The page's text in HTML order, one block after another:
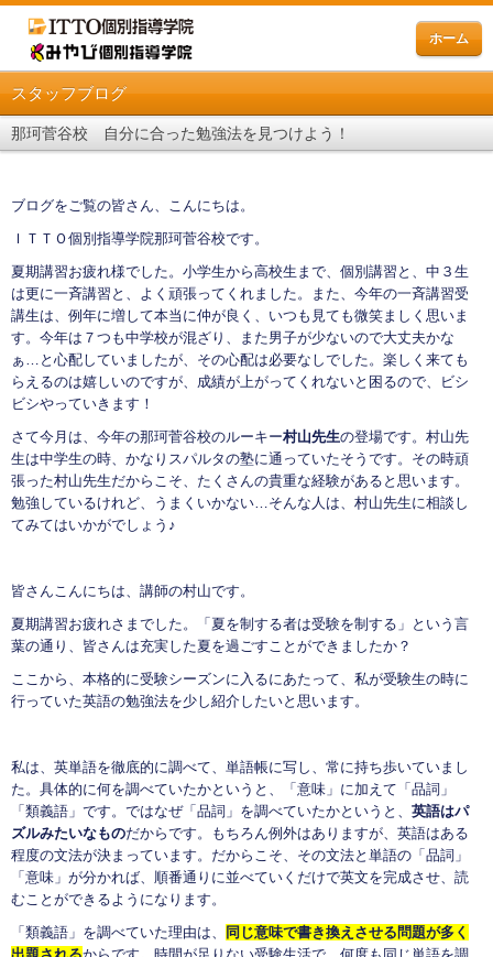
ホーム
スタッフブログ
那珂菅谷校 自分に合った勉強法を見つけよう！
ブログをご覧の皆さん、こんにちは。
ＩＴＴＯ個別指導学院那珂菅谷校です。
夏期講習お疲れ様でした。小学生から高校生まで、個別講習と、中３生
は更に一斉講習と、よく頑張ってくれました。また、今年の一斉講習受
講生は、例年に増して本当に仲が良く、いつも見ても微笑ましく思いま
す。今年は７つも中学校が混ざり、また男子が少ないので大丈夫かな
ぁ…と心配していましたが、その心配は必要なしでした。楽しく来ても
らえるのは嬉しいのですが、成績が上がってくれないと困るので、ビシ
ビシやっていきます！
さて今月は、今年の那珂菅谷校のルーキー村山先生の登場です。村山先
生は中学生の時、かなりスパルタの塾に通っていたそうです。その時頑
張った村山先生だからこそ、たくさんの貴重な経験があると思います。
勉強しているけれど、うまくいかない…そんな人は、村山先生に相談し
てみてはいかがでしょう♪
皆さんこんにちは、講師の村山です。
夏期講習お疲れさまでした。「夏を制する者は受験を制する」という言
葉の通り、皆さんは充実した夏を過ごすことができましたか？
ここから、本格的に受験シーズンに入るにあたって、私が受験生の時に
行っていた英語の勉強法を少し紹介したいと思います。
私は、英単語を徹底的に調べて、単語帳に写し、常に持ち歩いていまし
た。具体的に何を調べていたかというと、「意味」に加えて「品詞」
「類義語」です。ではなぜ「品詞」を調べていたかというと、 英語はパ
ズルみたいなものだからです。もちろん例外はありますが、英語はある
程度の文法が決まっています。だからこそ、その文法と単語の「品詞」
「意味」が分かれば、順番通りに並べていくだけで英文を完成させ、読
むことができるようになります。
「類義語」を調べていた理由は、
同じ意味で書き換えさせる問題が多く